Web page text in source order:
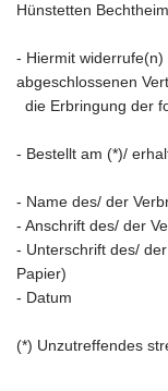
Hünstetten Bechtheim
- Hiermit
abgeschlossenen
die Erbringung der
- Bestellt am (*)/
- Name des/ der
- Anschrift des/ der
- Unterschrift des/
Papier)
- Datum
(*) Unzutreffendes